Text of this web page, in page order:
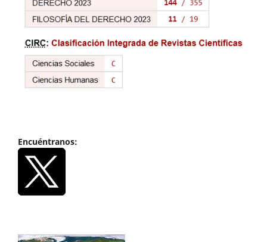
Encuéntranos: